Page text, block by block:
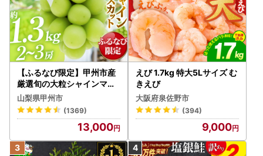
【ふるなび限定】甲州市産
厳選旬の大粒シャインマス
カット 約1.3kg 2～3房【2
026年発送】（MG）B12-
472 FN-Limited-VO シャ
インマスカット フルーツ
山梨県甲州市
(1369)
13,000
えび 1.7kg 特大5Lサイズ む
きえび
大阪府泉佐野市
(394)
9,000